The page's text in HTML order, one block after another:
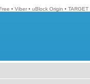
• Viber • uBlock Origin •